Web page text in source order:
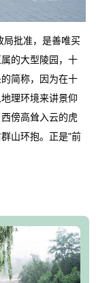
局批准，是善唯买
的大型陵园，十
简称，因为在十
理环境来讲景仰
傍高耸入云的虎
山环抱。正是"前
，层峦叠翠，秋
山而望的正是著
内草木茂盛，灵气
宝密形局。十三
然的首选墓葬之